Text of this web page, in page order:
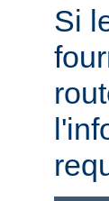
Si